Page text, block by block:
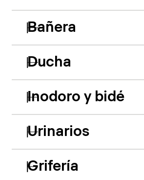
Bañera
Ducha
Inodoro y bidé
Urinarios
Grifería